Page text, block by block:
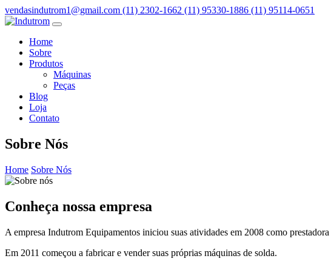
vendasindutrom1@gmail.com (11) 2302-1662 (11) 95330-1886 (11) 95114-0651
Home
Sobre
Produtos
Máquinas
Peças
Blog
Loja
Contato
Sobre Nós
Home Sobre Nós
Conheça nossa empresa
A empresa Indutrom Equipamentos iniciou suas atividades em 2008 como
Em 2011 começou a fabricar e vender suas próprias máquinas de solda.